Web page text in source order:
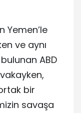
Yemen’le
ve aynı
ABD
bir
savaşa